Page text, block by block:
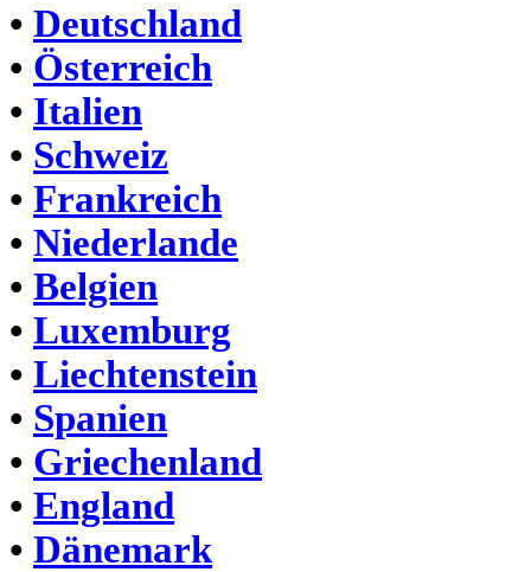
• Deutschland
• Österreich
• Italien
• Schweiz
• Frankreich
• Niederlande
• Belgien
• Luxemburg
• Liechtenstein
• Spanien
• Griechenland
• England
• Dänemark